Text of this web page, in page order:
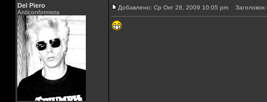
Del Piero
Аnticonformista
Добавлено: Ср Окт 28, 2009 10:05 pm Заголовок